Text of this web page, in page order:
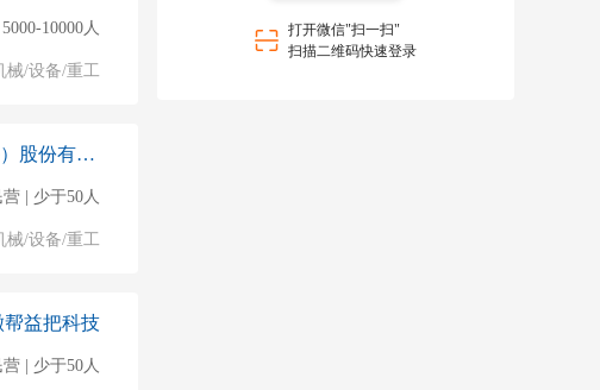
10000人
械/设备/重工
德耐尔节能科技（上海）股份有限公司西安
营 | 少于50人
械/设备/重工
帮益把科技
营 | 少于50人
打开微信"扫一扫"
扫描二维码快速登录